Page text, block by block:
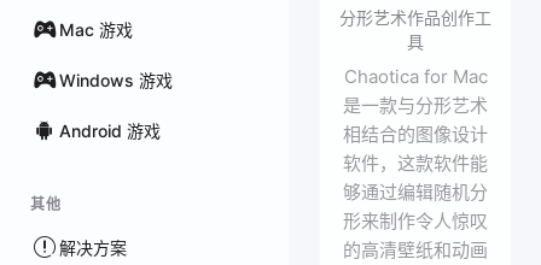
Mac 游戏
Windows 游戏
Android 游戏
其他
解决方案
分形艺术作品创作工
具
Chaotica for Mac
是一款与分形艺术
相结合的图像设计
软件，这款软件能
够通过编辑随机分
形来制作令人惊叹
的高清壁纸和动画